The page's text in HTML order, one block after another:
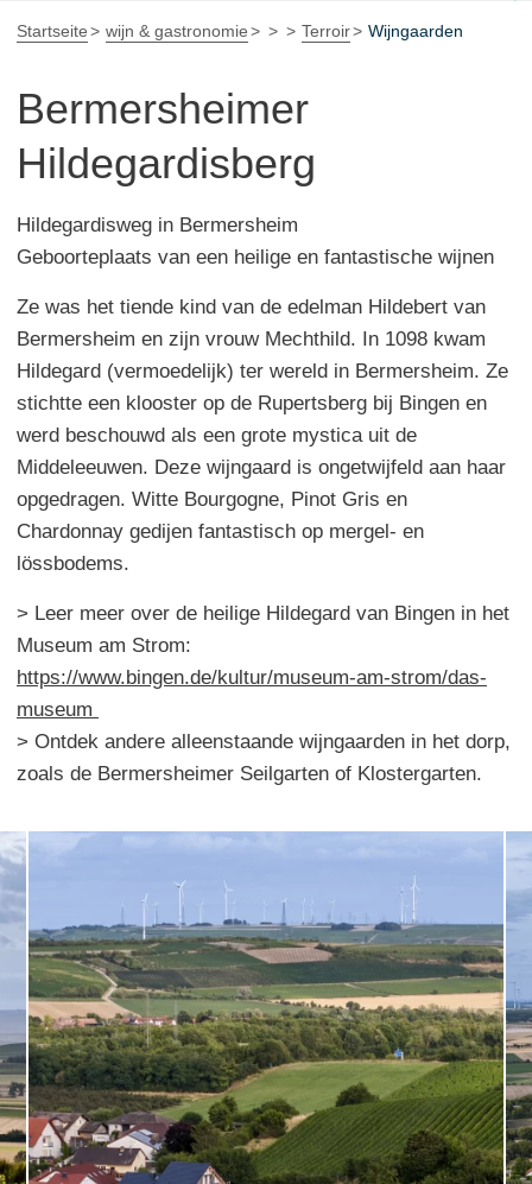
Startseite wijn & gastronomie Terroir Wijngaarden
Bermersheimer
Hildegardisberg
Hildegardisweg in Bermersheim
Geboorteplaats van een heilige en fantastische wijnen
Ze was het tiende kind van de edelman Hildebert van
Bermersheim en zijn vrouw Mechthild. In 1098 kwam
Hildegard (vermoedelijk) ter wereld in Bermersheim. Ze
stichtte een klooster op de Rupertsberg bij Bingen en
werd beschouwd als een grote mystica uit de
Middeleeuwen. Deze wijngaard is ongetwijfeld aan haar
opgedragen. Witte Bourgogne, Pinot Gris en
Chardonnay gedijen fantastisch op mergel- en
lössbodems.
> Leer meer over de heilige Hildegard van Bingen in het
Museum am Strom:
https://www.bingen.de/kultur/museum-am-strom/das-
museum
> Ontdek andere alleenstaande wijngaarden in het dorp,
zoals de Bermersheimer Seilgarten of Klostergarten.